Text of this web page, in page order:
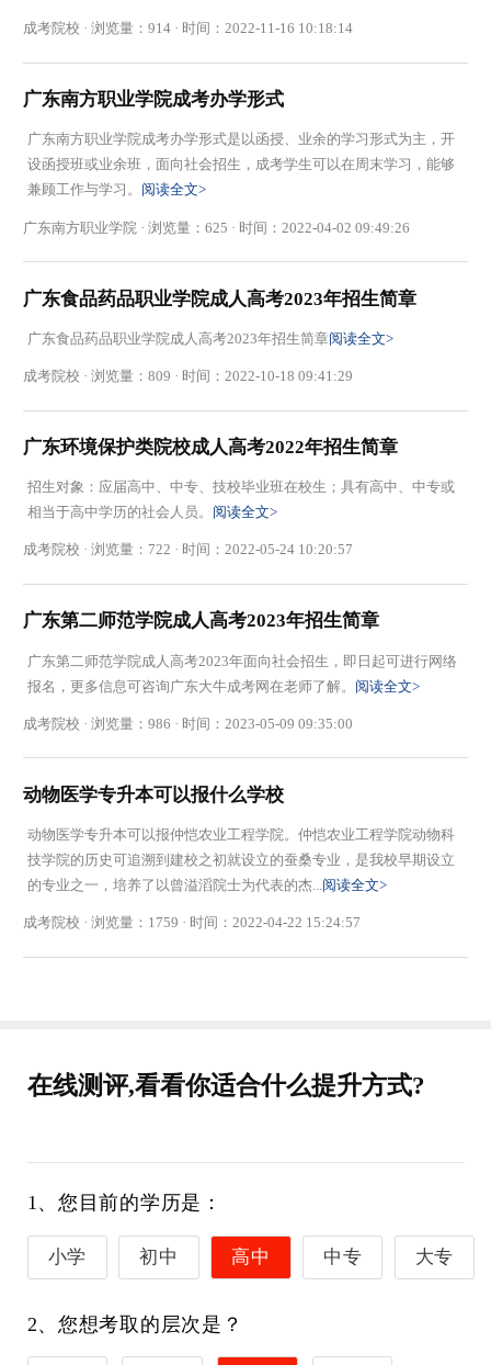
成考院校 · 浏览量：914 · 时间：2022-11-16 10:18:14
广东南方职业学院成考办学形式
广东南方职业学院成考办学形式是以函授、业余的学习形式为主，开
设函授班或业余班，面向社会招生，成考学生可以在周末学习，能够
兼顾工作与学习。 阅读全文>
广东南方职业学院 · 浏览量：625 · 时间：2022-04-02 09:49:26
广东食品药品职业学院成人高考2023年招生简章
广东食品药品职业学院成人高考2023年招生简章阅读全文>
成考院校 · 浏览量：809 · 时间：2022-10-18 09:41:29
广东环境保护类院校成人高考2022年招生简章
招生对象：应届高中、中专、技校毕业班在校生；具有高中、中专或
相当于高中学历的社会人员。 阅读全文>
成考院校 · 浏览量：722 · 时间：2022-05-24 10:20:57
广东第二师范学院成人高考2023年招生简章
广东第二师范学院成人高考2023年面向社会招生，即日起可进行网络
报名，更多信息可咨询广东大牛成考网在老师了解。 阅读全文>
成考院校 · 浏览量：986 · 时间：2023-05-09 09:35:00
动物医学专升本可以报什么学校
动物医学专升本可以报仲恺农业工程学院。仲恺农业工程学院动物科
技学院的历史可追溯到建校之初就设立的蚕桑专业，是我校早期设立
的专业之一，培养了以曾溢滔院士为代表的杰...阅读全文>
成考院校 · 浏览量：1759 · 时间：2022-04-22 15:24:57
在线测评,看看你适合什么提升方式?
1、您目前的学历是：
小学 初中 高中 中专 大专
2、您想考取的层次是？